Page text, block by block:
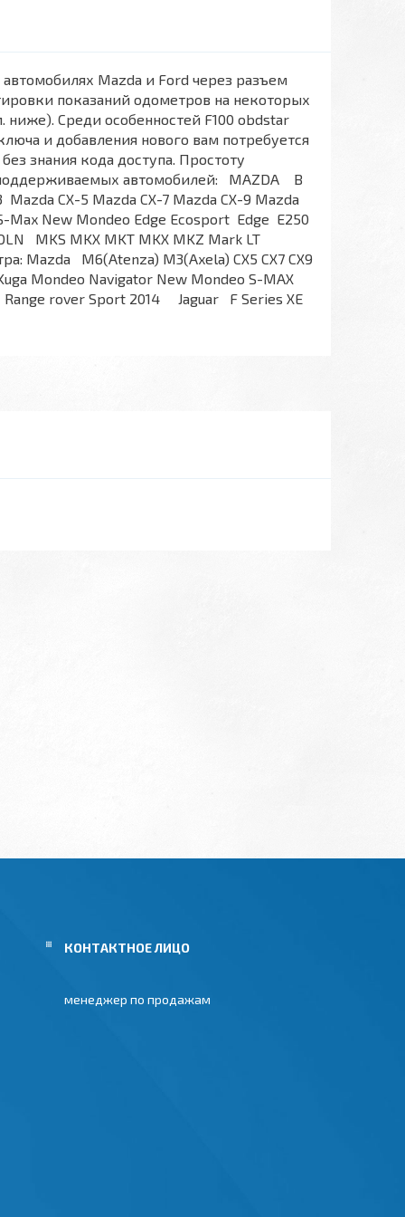
Mazda и Ford через разъем
показаний одометров на некоторых
Среди особенностей F100 obdstar
и добавления нового вам потребуется
знания кода доступа. Простоту
автомобилей: MAZDA B
CX-5 Mazda CX-7 Mazda CX-9 Mazda
New Mondeo Edge Ecosport Edge E250
MKS MKX MKT MKX MKZ Mark LT
Mazda M6(Atenza) M3(Axela) CX5 CX7 CX9
Mondeo Navigator New Mondeo S-MAX
rover Sport 2014 Jaguar F Series XE
менеджер по продажам